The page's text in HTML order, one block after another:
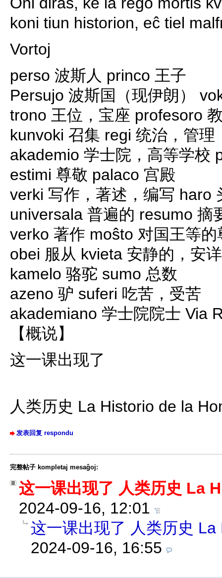
koni tiun historion, eĉ tiel
Vortoj
perso 波斯人 princo 王子
Persujo 波斯国（现伊朗）
trono 王位，宝座 profesoro
kunvoki 召集 regi 统治，管理
akademio 学士院，高等学
estimi 尊敬 palaco 宫殿
verki 写作，著述，编写 haro
universala 普遍的 resumo 摘
verko 著作 moŝto 对国王等的
obei 服从 kvieta 安静的，安
kamelo 骆驼 sumo 总数
azeno 驴 suferi 吃苦，受苦
akademiano 学士院院士 Via
【概说】
这一课出现了
人类历史 La Historio de la
发表回复 respondu
完整帖子 kompletaj mesaĝoj:
这一课出现了 人类历史 La
2024-09-16, 12:01
这一课出现了 人类历史
2024-09-16, 16:55